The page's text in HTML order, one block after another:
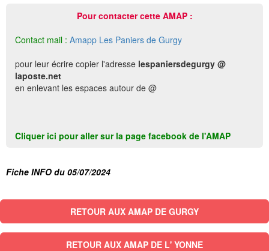
Pour contacter cette AMAP :
Contact mail : Amapp Les Paniers de Gurgy
pour leur écrire copier l'adresse lespaniersdegurgy @
laposte.net
en enlevant les espaces autour de @
Cliquer ici pour aller sur la page facebook de l'AMAP
Fiche INFO du 05/07/2024
RETOUR AUX AMAP DE GURGY
RETOUR AUX AMAP DE L' YONNE